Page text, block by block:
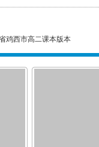
鸡西市高二课本版本